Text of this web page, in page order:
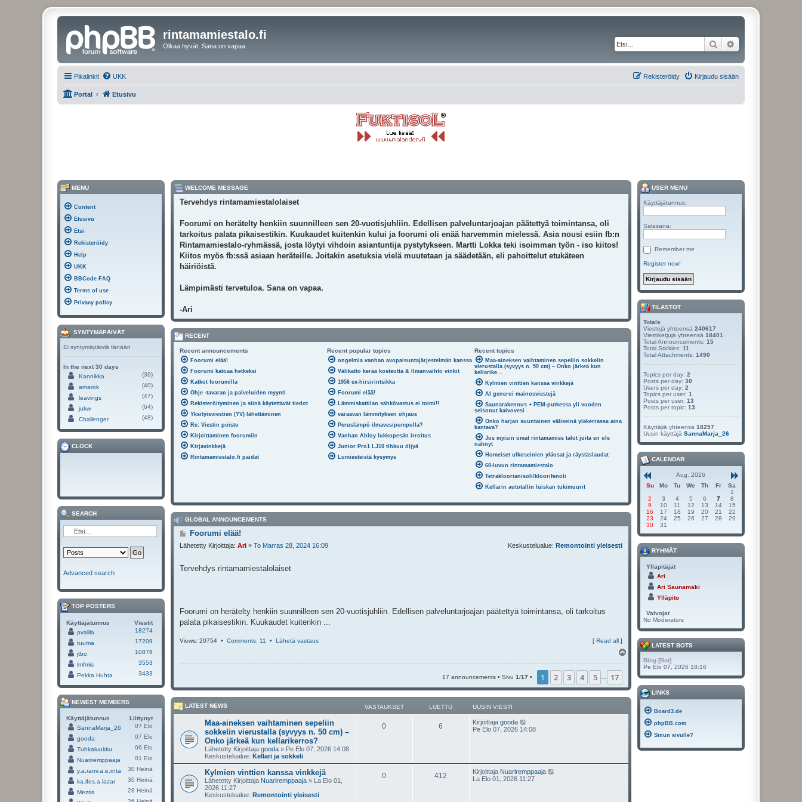
rintamamiestalo.fi
Olkaa hyvät. Sana on vapaa. Etsi
Pikalinkit UKK Kirjaudu sisään
Rekisteröidy
Portal Etusivu
WELCOME MESSAGE
Tervehdys rintamamiestalolaiset
Foorumi on herätelty henkiin suunnilleen sen 20-vuotisjuhliin. Edellisen palveluntarjoajan päätettyä toimintansa, oli
tarkoitus palata pikaisestikin. Kuukaudet kuitenkin kului ja foorumi oli enää harvemmin mielessä. Asia nousi esiin fb:n
Rintamamiestalo-ryhmässä, josta löytyi vihdoin asiantuntija pystytykseen. Martti Lokka teki isoimman työn - iso kiitos!
Kiitos myös fb:ssä asiaan heräteille. Joitakin asetuksia vielä muutetaan ja säädetään, eli pahoittelut etukäteen
häiriöistä.
Lämpimästi tervetuloa. Sana on vapaa.
-Ari
RECENT
Recent announcements Recent popular topics Recent topics
Foorumi elää!
Foorumi katoaa hetkeksi
Katkot foorumilla
Ohje -tavaran ja palveluiden myynti
Rekisteröityminen ja siinä käytettävät tiedot
Yksityisviestien (YV) lähettäminen
Re: Viestin poisto
Kirjoittaminen foorumiin
Kirjavinkkejä
Rintamamiestalo.fi paidat
ongelmia vanhan avopaisuntajärjestelmän kanssa
Välikatto kerää kosteutta & Ilmanvaihto vinkit
1956 ex-hirsirintsikka
Foorumi elää!
Lämmiskattilan sähkövastus ei toimi!!
varaavan lämmityksen ohjaus
Peruslämpö ilmavesipumpulla?
Vanhan Abloy lukkopesän irroitus
Junior Pro1 LJ10 tihkuu öljyä
Lumiesteistä kysymys
Maa-aineksen vaihtaminen sepeliin sokkelin
vierustalla (syvyys n. 50 cm) – Onko järkeä kun
kellarike...
Kylmien vinttien kanssa vinkkejä
AI generoi mainosviestejä
Saunarakennus + PEM-putkessa yli vuoden
seisonut kaivovesi
Onko harjan suuntainen väliseinä yläkerrassa aina
kantava?
Jos myisin omat rintamamies talot joita en ole
nähnyt
Homeiset ulkoseinien yläosat ja räystäslaudat
60-luvun rintamamiestalo
Tetrakloorianisoli/kloorifenoli
Kellarin autotallin luiskan tukimuurit
GLOBAL ANNOUNCEMENTS
V
e
t
i
Foorumi elää!
Lähetetty Kirjoittaja: Ari » To Marras 28, 2024 16:09 Keskustelualue: Remontointi yleisesti
Tervehdys rintamamiestalolaiset
Foorumi on herätelty henkiin suunnilleen sen 20-vuotisjuhliin. Edellisen palveluntarjoajan päätettyä toimintansa, oli tarkoitus
palata pikaisestikin. Kuukaudet kuitenkin ...
Views: 20754 • Comments: 11 • Lähetä vastaus [ Read all ]
17 announcements • Sivu 1/17 • 1 2 3 4 5 17
LATEST NEWS VASTAUKSET LUETTU UUSIN VIESTI
Maa-aineksen vaihtaminen sepeliin
sokkelin vierustalla (syvyys n. 50 cm) –
Onko järkeä kun kellarikerros?
Lähetetty Kirjoittaja gooda » Pe Elo 07, 2026 14:08
Keskustelualue: Kellari ja sokkeli
0 6 Kirjoittaja gooda
ä
u
s
i
Pe Elo 07, 2026 14:08
Kylmien vinttien kanssa vinkkejä
Lähetetty Kirjoittaja Nuariremppaaja » La Elo 01,
2026 11:27
Keskustelualue: Remontointi yleisesti
0 412 Kirjoittaja Nuariremppaaja
La Elo 01, 2026 11:27
MENU
Content
Etusivu
Etsi
Rekisteröidy
Help
UKK
BBCode FAQ
Terms of use
Privacy policy
SYNTYMÄPÄIVÄT
Ei syntymäpäiviä tänään
In the next 30 days
Kannikka
(39)
amarok
(40)
leavings
(47)
jukw
(64)
Challenger
(48)
CLOCK
SEARCH
Advanced search
TOP POSTERS
Käyttäjätunnus
Viestit
pvalila
18274
tuuma
17209
jtbo
10878
lmfmis
3553
Pekka Huhta
3433
NEWEST MEMBERS
Käyttäjätunnus
Liittynyt
SannaMarja_26
07 Elo
gooda
07 Elo
Tuhkaluukku
06 Elo
Nuariremppaaja
01 Elo
y.a.ranv.a.e.rnta
30 Heinä
ka.ifes.a.lazar
30 Heinä
Mezris
28 Heinä
USER MENU
Käyttäjätunnus:
Salasana:
Remember me
Register now!
TILASTOT
Totals
Viestejä yhteensä 240617
Viestiketjuja yhteensä 18401
Total Announcements: 15
Total Stickies: 11
Total Attachments: 1490
Topics per day: 2
Posts per day: 30
Users per day: 2
Topics per user: 1
Posts per user: 13
Posts per topic: 13
Käyttäjiä yhteensä 18257
Uusin käyttäjä SannaMarja_26
CALENDAR
Aug. 2026
Su
Mo Tu We Th Fr
Sa
1
2
3 4 5 6 7
8
9
10 11 12 13 14
15
16
17 18 19 20 21
22
23
24 25 26 27 28
29
30
31
RYHMÄT
Ylläpitäjät
Ari
Ari Saunamäki
Ylläpito
Valvojat
No Moderators
LATEST BOTS
Bing [Bot]
Pe Elo 07, 2026 18:16
LINKS
Board3.de
phpBB.com
Sinun sivulle?